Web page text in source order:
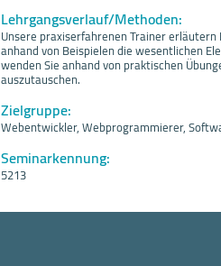
Lehrgangsverlauf/Methoden:
Unsere praxiserfahrenen Trainer
anhand von Beispielen die wesentlichen
wenden Sie anhand von praktischen
auszutauschen.
Zielgruppe:
Webentwickler, Webprogrammierer,
Seminarkennung:
5213